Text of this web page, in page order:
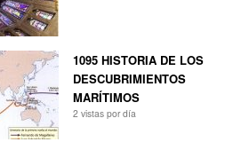
1095 HISTORIA DE LOS
DESCUBRIMIENTOS
MARÍTIMOS
2 vistas por día